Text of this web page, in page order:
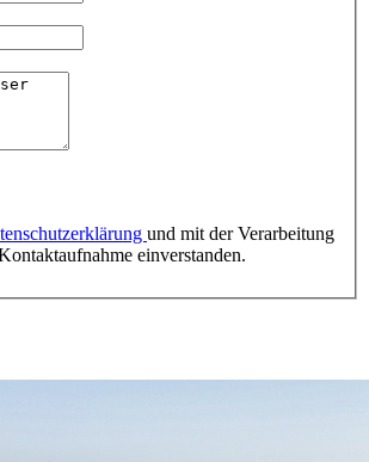
und mit der Verarbeitung
einverstanden.